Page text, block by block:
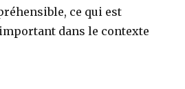
ce qui est
dans le contexte